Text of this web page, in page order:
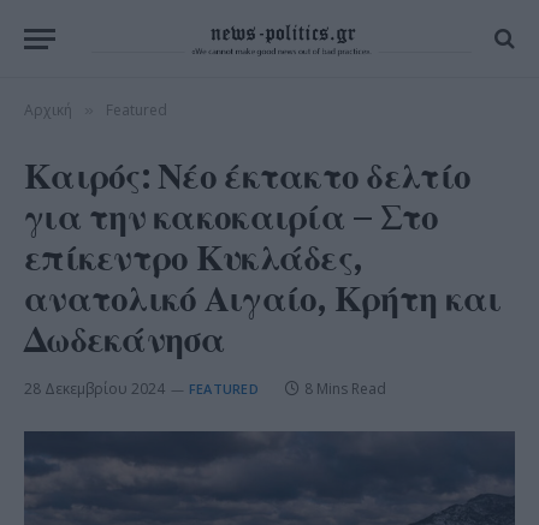
Αρχική Featured
Καιρός: Νέο έκτακτο δελτίο
για την κακοκαιρία – Στο
επίκεντρο Κυκλάδες,
ανατολικό Αιγαίο, Κρήτη και
Δωδεκάνησα
28 Δεκεμβρίου 2024 FEATURED 8 Mins Read